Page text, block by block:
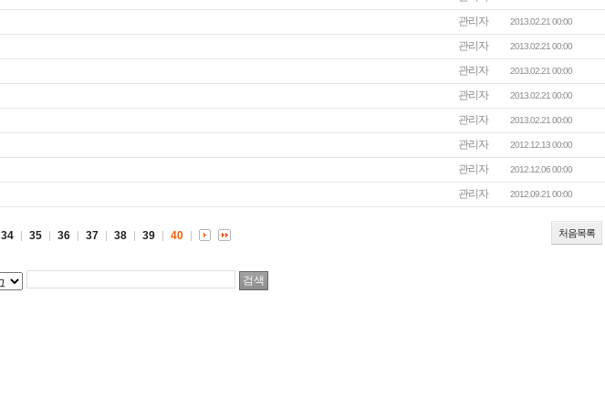
관리자 2013.02.21 00:00
관리자 2013.02.21 00:00
관리자 2013.02.21 00:00
관리자 2013.02.21 00:00
관리자 2013.02.21 00:00
관리자 2012.12.13 00:00
관리자 2012.12.06 00:00
관리자 2012.09.21 00:00
처음목록
34 35 36 37 38 39 40